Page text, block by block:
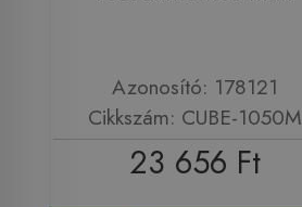
Azonosító: 178121
Cikkszám: CUBE-1050M
23 656 Ft